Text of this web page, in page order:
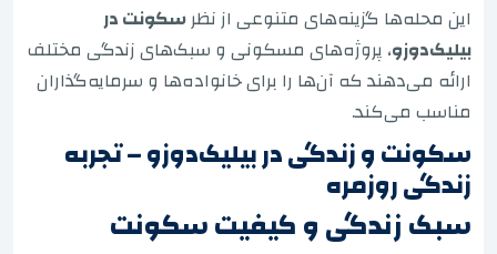
این محله‌ها گزینه‌های متنوعی از نظرسکونت در
بیلیک‌دوزو، پروژه‌های مسکونی و سبک‌های زندگی مختلف
ارائه می‌دهند که آن‌ها را برای خانواده‌ها و سرمایه‌گذاران
مناسب می‌کند.
سکونت و زندگی در بیلیک‌دوزو – تجربه
زندگی روزمره
سبک زندگی و کیفیت سکونت